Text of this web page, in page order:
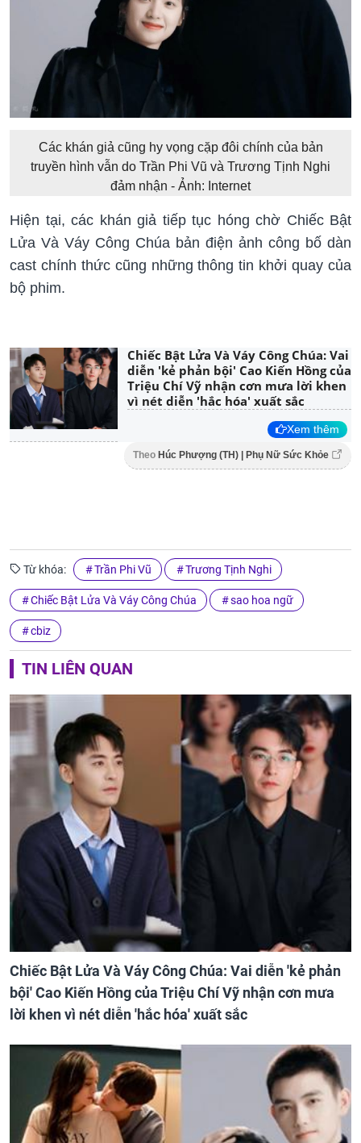
Các khán giả cũng hy vọng cặp đôi chính của bản
truyền hình vẫn do Trần Phi Vũ và Trương Tịnh Nghi
đảm nhận - Ảnh: Internet
Hiện tại, các khán giả tiếp tục hóng chờ Chiếc Bật
Lửa Và Váy Công Chúa bản điện ảnh công bố dàn
cast chính thức cũng những thông tin khởi quay của
bộ phim.
Chiếc Bật Lửa Và Váy Công Chúa: Vai
diễn 'kẻ phản bội' Cao Kiến Hồng của
Triệu Chí Vỹ nhận cơn mưa lời khen
vì nét diễn 'hắc hóa' xuất sắc
Xem thêm
Theo Húc Phượng (TH) | Phụ Nữ Sức Khỏe
Từ khóa: Trần Phi Vũ Trương Tịnh Nghi
Chiếc Bật Lửa Và Váy Công Chúa sao hoa ngữ
cbiz
TIN LIÊN QUAN
Chiếc Bật Lửa Và Váy Công Chúa: Vai diễn 'kẻ phản
bội' Cao Kiến Hồng của Triệu Chí Vỹ nhận cơn mưa
lời khen vì nét diễn 'hắc hóa' xuất sắc